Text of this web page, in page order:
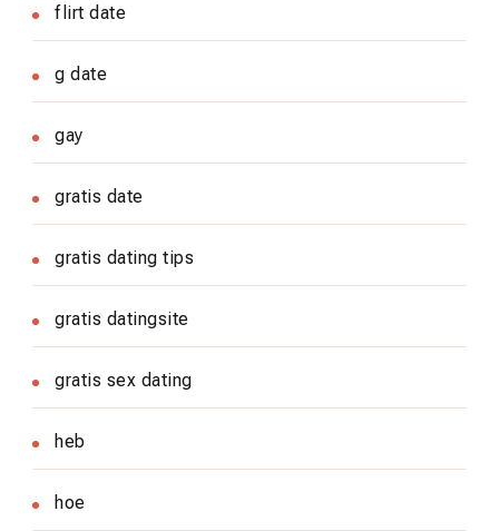
flirt date
g date
gay
gratis date
gratis dating tips
gratis datingsite
gratis sex dating
heb
hoe